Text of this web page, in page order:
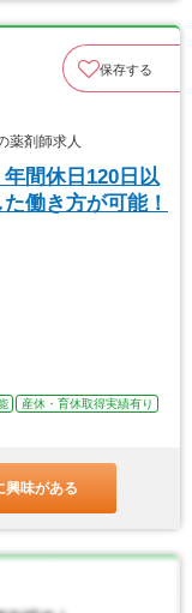
保存する
剤師求人
年間休日120日以
働き方が可能！
産休・育休取得実績有り
興味がある